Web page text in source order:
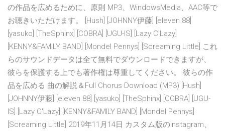
の作品を広めるために、原則 MP3、WindowsMedia、AAC等で
お聴きいただけます。 [Hush] [JOHNNY伊藤] [eleven 88]
[yasuko] [TheSphinx] [COBRA] [UGU-IS] [Lazy C'Lazy]
[KENNY&FAMILY BAND] [Mondel Pennys] [Screaming Little] これ
らのサウンドデータは全て無料でダウンロードできますが、
彼らを保護する上でも著作権は尊重してください。 彼らの作
品を広める 曲の解説＆Full Chorus Download (MP3) [Hush]
[JOHNNY伊藤] [eleven 88] [yasuko] [TheSphinx] [COBRA] [UGU-
IS] [Lazy C'Lazy] [KENNY&FAMILY BAND] [Mondel Pennys]
[Screaming Little] 2019年11月14日 カスタム版のInstagram、